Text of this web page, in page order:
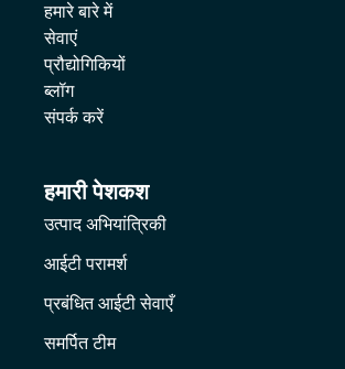
हमारे बारे में
सेवाएं
प्रौद्योगिकियों
ब्लॉग
संपर्क करें
हमारी पेशकश
उत्पाद अभियांत्रिकी
आईटी परामर्श
प्रबंधित आईटी सेवाएँ
समर्पित टीम